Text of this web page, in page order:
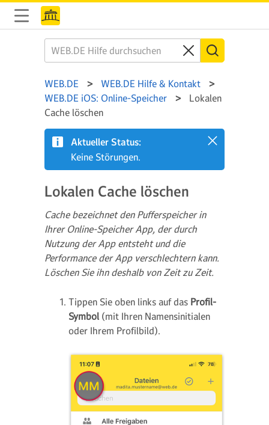
WEB.DE
WEB.DE Hilfe & Kontakt
WEB.DE iOS: Online-Speicher
Lokalen
Cache löschen
Aktueller Status:
Keine Störungen.
Lokalen Cache löschen
Cache bezeichnet den Pufferspeicher in
Ihrer Online-Speicher App, der durch
Nutzung der App entsteht und die
Performance der App verschlechtern kann.
Löschen Sie ihn deshalb von Zeit zu Zeit.
Tippen Sie oben links auf das Profil-
Symbol (mit Ihren Namensinitialen
oder Ihrem Profilbild).